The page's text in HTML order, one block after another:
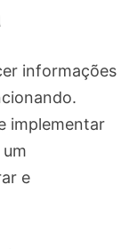
informações
implementar
e